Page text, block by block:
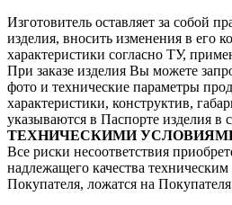
Изготовитель оставляет за собой
изделия, вносить изменения в его
характеристики согласно ТУ,
При заказе изделия Вы можете
фото и технические параметры
характеристики, конструктив,
указываются в Паспорте изделия в
ТЕХНИЧЕСКИМИ
Все риски несоответствия
надлежащего качества
Покупателя, ложатся на